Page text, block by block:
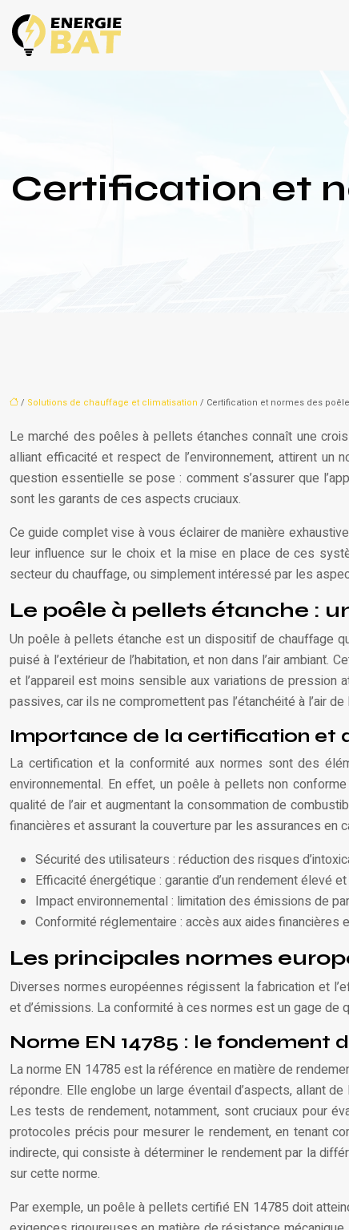
Certification et
/ Solutions de chauffage et climatisation / Certification et normes des
Le marché des poêles à pellets étanches connaît une
alliant efficacité et respect de l’environnement, attirent
question essentielle se pose : comment s’assurer que
sont les garants de ces aspects cruciaux.
Ce guide complet vise à vous éclairer de manière
leur influence sur le choix et la mise en place de ces
secteur du chauffage, ou simplement intéressé par les
Le poêle à pellets étanche :
Un poêle à pellets étanche est un dispositif de chauffage
puisé à l’extérieur de l’habitation, et non dans l’air
et l’appareil est moins sensible aux variations de pression
passives, car ils ne compromettent pas l’étanchéité à l’air
Importance de la certification et
La certification et la conformité aux normes sont des
environnemental. En effet, un poêle à pellets non
qualité de l’air et augmentant la consommation de
financières et assurant la couverture par les assurances en
Sécurité des utilisateurs : réduction des risques
Efficacité énergétique : garantie d’un rendement élevé
Impact environnemental : limitation des émissions de
Conformité réglementaire : accès aux aides financières
Les principales normes
Diverses normes européennes régissent la fabrication et
et d’émissions. La conformité à ces normes est un gage de
Norme EN 14785 : le fondement
La norme EN 14785 est la référence en matière de
répondre. Elle englobe un large éventail d’aspects, allant
Les tests de rendement, notamment, sont cruciaux pour
protocoles précis pour mesurer le rendement, en tenant
indirecte, qui consiste à déterminer le rendement par la
sur cette norme.
Par exemple, un poêle à pellets certifié EN 14785 doit